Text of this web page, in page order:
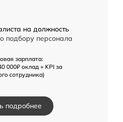
на должность
подбору персонала
зарплата:
000₽ оклад + KPI за
сотрудника)
подробнее